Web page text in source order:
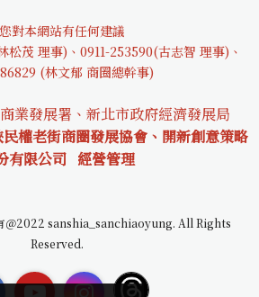
對本網站有任何建議
松茂 理事)、0911-253590(古志智 理事)、
9 (林文郁 商圈總幹事)
業發展署、新北市政府經濟發展局
權老街商圈發展協會、開新創意策略
有限公司 經營管理
＠2022 sanshia_sanchiaoyung. All Rights
Reserved.